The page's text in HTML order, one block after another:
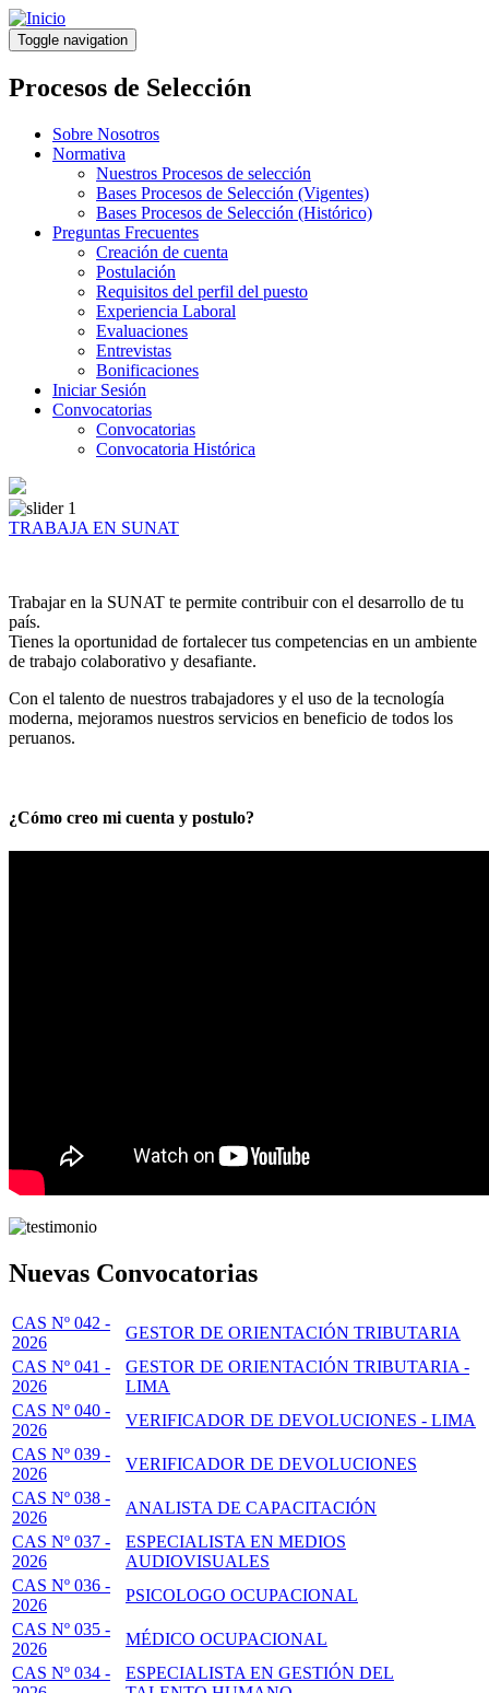
Pasar
al
contenido
principal
Toggle navigation
Procesos de Selección
Sobre Nosotros
Normativa
Nuestros Procesos de selección
Bases Procesos de Selección (Vigentes)
Bases Procesos de Selección (Histórico)
Preguntas Frecuentes
Creación de cuenta
Postulación
Requisitos del perfil del puesto
Experiencia Laboral
Evaluaciones
Entrevistas
Bonificaciones
Iniciar Sesión
Convocatorias
Convocatorias
Convocatoria Histórica
TRABAJA EN SUNAT
Trabajar en la SUNAT te permite contribuir con el desarrollo de tu
país.
Tienes la oportunidad de fortalecer tus competencias en un ambiente
de trabajo colaborativo y desafiante.
Con el talento de nuestros trabajadores y el uso de la tecnología
moderna, mejoramos nuestros servicios en beneficio de todos los
peruanos.
¿Cómo creo mi cuenta y postulo?
Nuevas Convocatorias
CAS Nº 042 -
2026
GESTOR DE ORIENTACIÓN TRIBUTARIA
CAS Nº 041 -
2026
GESTOR DE ORIENTACIÓN TRIBUTARIA -
LIMA
CAS Nº 040 -
2026
VERIFICADOR DE DEVOLUCIONES - LIMA
CAS Nº 039 -
2026
VERIFICADOR DE DEVOLUCIONES
CAS Nº 038 -
2026
ANALISTA DE CAPACITACIÓN
CAS Nº 037 -
2026
ESPECIALISTA EN MEDIOS
AUDIOVISUALES
CAS Nº 036 -
2026
PSICOLOGO OCUPACIONAL
CAS Nº 035 -
2026
MÉDICO OCUPACIONAL
CAS Nº 034 -
ESPECIALISTA EN GESTIÓN DEL